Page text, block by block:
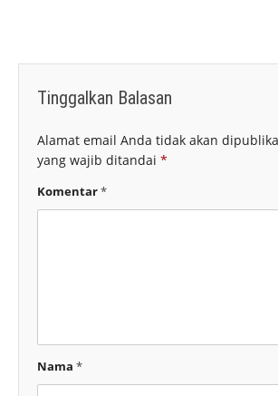
Tinggalkan Balasan
Alamat email Anda tidak akan
yang wajib ditandai *
Komentar*
Nama *